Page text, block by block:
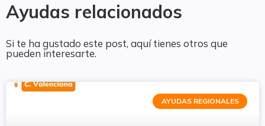
Ayudas relacionados
Si te ha gustado este post, aquí tienes otros que
pueden interesarte.
AYUDAS REGIONALES